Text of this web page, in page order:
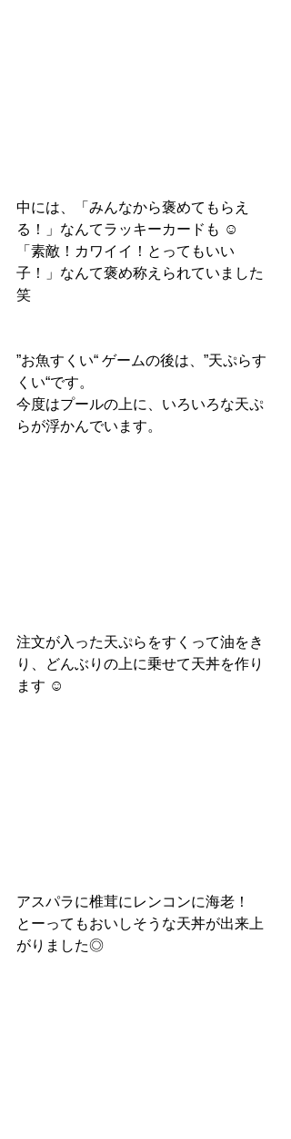
中には、「みんなから褒めてもらえ
る！」なんてラッキーカードも ☺︎
「素敵！カワイイ！とってもいい
子！」なんて褒め称えられていました
笑
”お魚すくい“ ゲームの後は、”天ぷらす
くい“です。
今度はプールの上に、いろいろな天ぷ
らが浮かんでいます。
注文が入った天ぷらをすくって油をき
り、どんぶりの上に乗せて天丼を作り
ます ☺︎
アスパラに椎茸にレンコンに海老！
とーってもおいしそうな天丼が出来上
がりました◎